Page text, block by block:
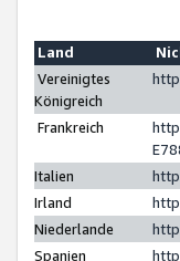
Land
Vereinigtes
Königreich
Frankreich
Italien
Irland
Niederlande
Spanien